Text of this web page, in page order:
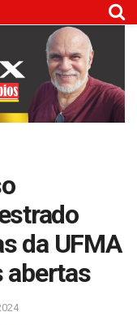
da UFMA
abertas